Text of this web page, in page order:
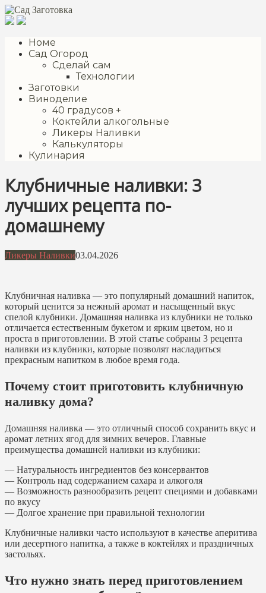
Перейти
к
Номе
Сад Огород
Сделай сам
Технологии
Заготовки
Виноделие
40 градусов +
Коктейли алкогольные
Ликеры Наливки
Калькуляторы
Кулинария
Клубничные наливки: 3
лучших рецепта по-
домашнему
Ликеры Наливки03.04.2026
Клубничная наливка — это популярный домашний напиток,
который ценится за нежный аромат и насыщенный вкус
спелой клубники. Домашняя наливка из клубники не только
отличается естественным букетом и ярким цветом, но и
проста в приготовлении. В этой статье собраны 3 рецепта
наливки из клубники, которые позволят насладиться
прекрасным напитком в любое время года.
Почему стоит приготовить клубничную
наливку дома?
Домашняя наливка — это отличный способ сохранить вкус и
аромат летних ягод для зимних вечеров. Главные
преимущества домашней наливки из клубники:
— Натуральность ингредиентов без консервантов
— Контроль над содержанием сахара и алкоголя
— Возможность разнообразить рецепт специями и добавками
по вкусу
— Долгое хранение при правильной технологии
Клубничные наливки часто используют в качестве аперитива
или десертного напитка, а также в коктейлях и праздничных
застольях.
Что нужно знать перед приготовлением